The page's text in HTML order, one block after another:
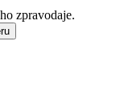
zpravodaje.